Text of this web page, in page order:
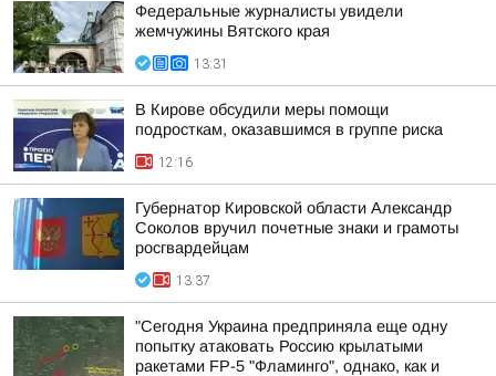
Федеральные журналисты увидели
жемчужины Вятского края
13:31
В Кирове обсудили меры помощи
подросткам, оказавшимся в группе риска
12:16
Губернатор Кировской области Александр
Соколов вручил почетные знаки и грамоты
росгвардейцам
13:37
"Сегодня Украина предприняла еще одну
попытку атаковать Россию крылатыми
ракетами FP-5 "Фламинго", однако, как и